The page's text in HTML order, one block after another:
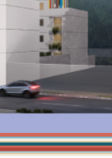
Bela Vista - São
Bem
Em Obra 1, 2 e